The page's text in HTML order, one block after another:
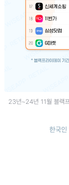
23년~24년 11월 블랙
한국